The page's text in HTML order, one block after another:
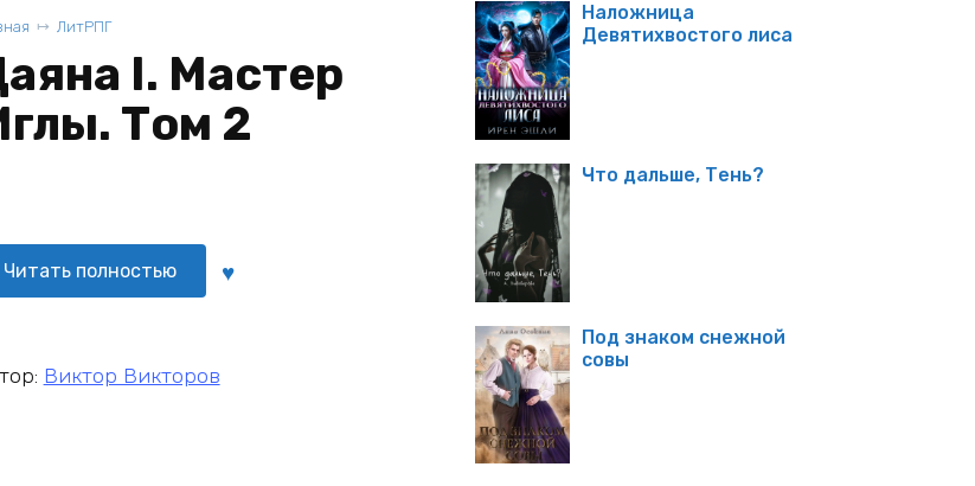
ЛитРПГ
I. Мастер
Том 2
Читать полностью
Виктор Викторов
Наложница
Девятихвостого лиса
Что дальше, Тень?
Под знаком снежной
совы